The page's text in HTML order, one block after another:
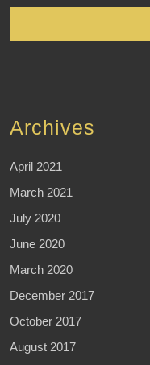
Archives
April 2021
March 2021
July 2020
June 2020
March 2020
December 2017
October 2017
August 2017